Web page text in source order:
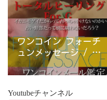
ワンコイン フォーチ
ュンメッセージ / 古
宮優雨
Youtubeチャンネル